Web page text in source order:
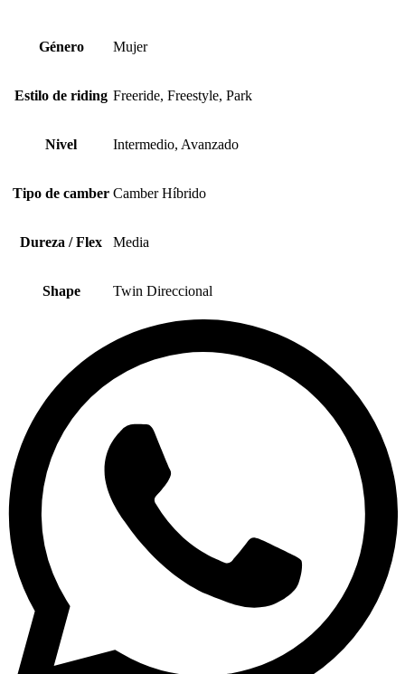
Género Mujer
Estilo de riding Freeride, Freestyle, Park
Nivel Intermedio, Avanzado
Tipo de camber Camber Híbrido
Dureza / Flex Media
Shape Twin Direccional